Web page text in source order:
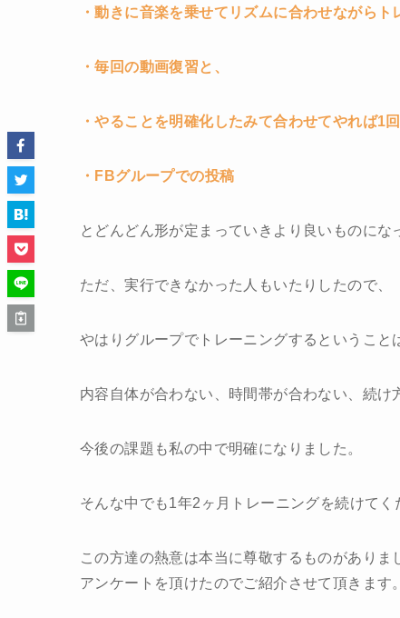
・動きに音楽を乗せてリズムに合わせながらト
・毎回の動画復習と、
・やることを明確化したみて合わせてやれば1
・FBグループでの投稿
とどんどん形が定まっていきより良いものにな
ただ、実行できなかった人もいたりしたので、
やはりグループでトレーニングするということ
内容自体が合わない、時間帯が合わない、続け
今後の課題も私の中で明確になりました。
そんな中でも1年2ヶ月トレーニングを続けて
この方達の熱意は本当に尊敬するものがあり
アンケートを頂けたのでご紹介させて頂きます。